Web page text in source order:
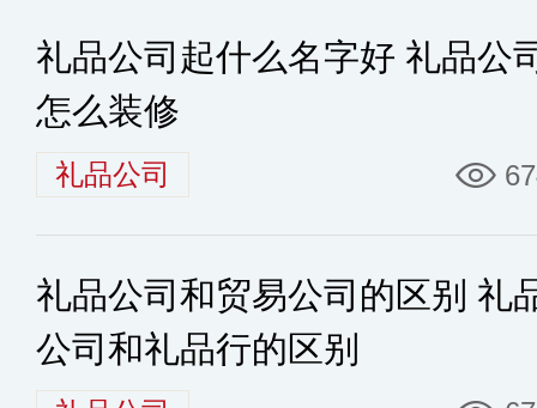
礼品公司起什么名字好 礼品公
怎么装修
礼品公司
礼品公司和贸易公司的区别 礼
公司和礼品行的区别